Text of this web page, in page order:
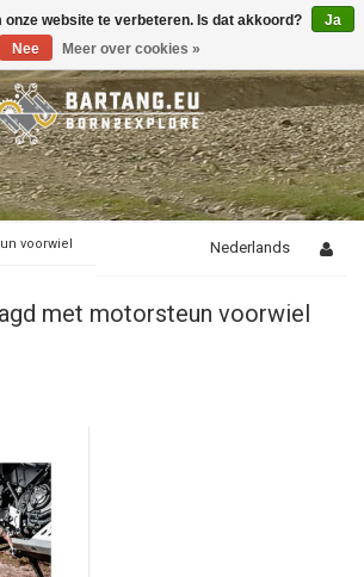
voorwiel Nederlands
met motorsteun voorwiel
onze website te verbeteren. Is dat akkoord?
Ja
Nee
Meer over cookies »